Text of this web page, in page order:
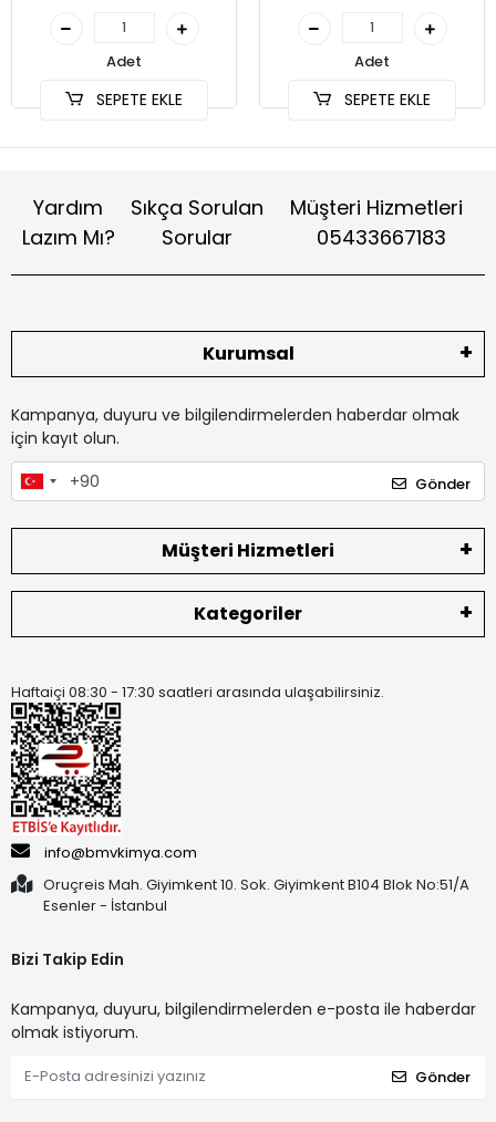
Adet
SEPETE EKLE
Adet
SEPETE EKLE
Yardım
Lazım Mı?
Sıkça Sorulan
Sorular
Müşteri Hizmetleri
05433667183
Kurumsal
Kampanya, duyuru ve bilgilendirmelerden haberdar olmak
için kayıt olun.
Gönder
Müşteri Hizmetleri
Kategoriler
Haftaiçi 08:30 - 17:30 saatleri arasında ulaşabilirsiniz.
info@bmvkimya.com
Oruçreis Mah. Giyimkent 10. Sok. Giyimkent B104 Blok No:51/A
Esenler - İstanbul
Bizi Takip Edin
Kampanya, duyuru, bilgilendirmelerden e-posta ile haberdar
olmak istiyorum.
Gönder